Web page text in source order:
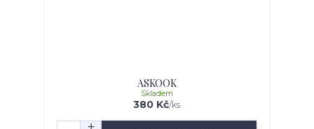
ASKOOK
380 Kč/ks
Skladem